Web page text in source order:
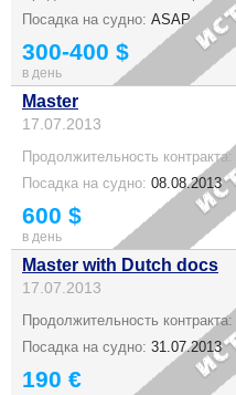
Посадка на судно: ASAP
300-400 $
в день
Master
17.07.2013
Продолжительность контракта:
Посадка на судно: 08.08.2013
600 $
в день
Master with Dutch docs
17.07.2013
Продолжительность контракта:
Посадка на судно: 31.07.2013
190 €